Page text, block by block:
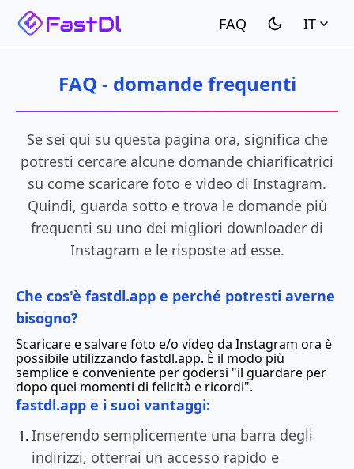
IT
FAQ - domande frequenti
Se sei qui su questa pagina ora, significa che
potresti cercare alcune domande chiarificatrici
su come scaricare foto e video di Instagram.
Quindi, guarda sotto e trova le domande più
frequenti su uno dei migliori downloader di
Instagram e le risposte ad esse.
Che cos'è fastdl.app e perché potresti averne
bisogno?
Scaricare e salvare foto e/o video da Instagram ora è
possibile utilizzando fastdl.app. È il modo più
semplice e conveniente per godersi "il guardare per
dopo quei momenti di felicità e ricordi".
fastdl.app e i suoi vantaggi:
Inserendo semplicemente una barra degli
indirizzi, otterrai un accesso rapido e